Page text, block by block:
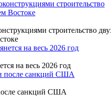
строительство
на весь 2026 год
санкций США